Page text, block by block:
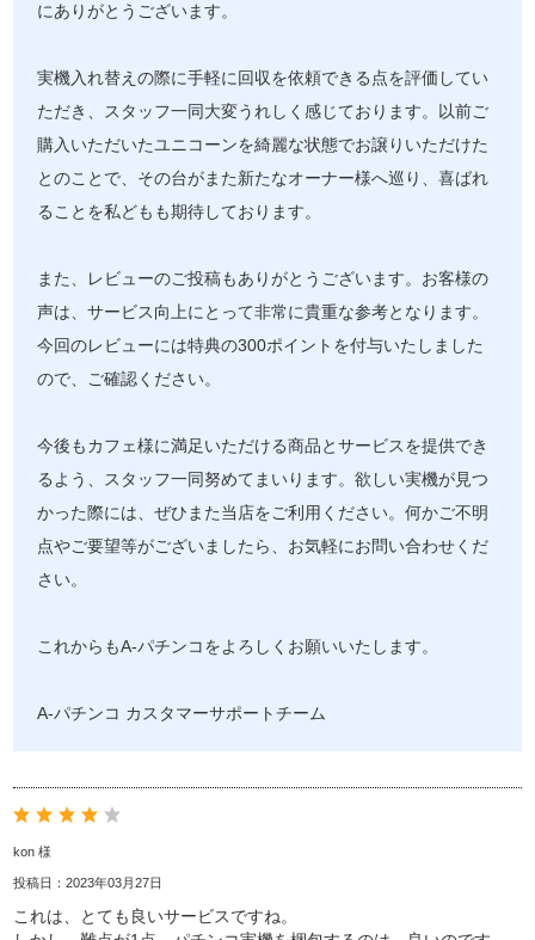
にありがとうございます。
実機入れ替えの際に手軽に回収を依頼できる点を評価してい
ただき、スタッフ一同大変うれしく感じております。以前ご
購入いただいたユニコーンを綺麗な状態でお譲りいただけた
とのことで、その台がまた新たなオーナー様へ巡り、喜ばれ
ることを私どもも期待しております。
また、レビューのご投稿もありがとうございます。お客様の
声は、サービス向上にとって非常に貴重な参考となります。
今回のレビューには特典の300ポイントを付与いたしました
ので、ご確認ください。
今後もカフェ様に満足いただける商品とサービスを提供でき
るよう、スタッフ一同努めてまいります。欲しい実機が見つ
かった際には、ぜひまた当店をご利用ください。何かご不明
点やご要望等がございましたら、お気軽にお問い合わせくだ
さい。
これからもA-パチンコをよろしくお願いいたします。
A-パチンコ カスタマーサポートチーム
kon 様
投稿日：2023年03月27日
これは、とても良いサービスですね。